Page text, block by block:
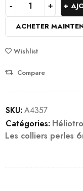
ACHETER
Wishlist
Compare
SKU: A4357
Catégories:
Les colliers perles